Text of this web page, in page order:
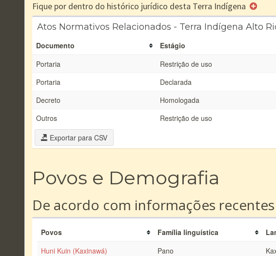
Fique por dentro do histórico jurídico desta Terra Indígena
Atos Normativos Relacionados - Terra Indígena Alto
Documento Estágio
Portaria
Restrição de uso
Portaria
Declarada
Decreto
Homologada
Outros
Restrição de uso
Exportar para CSV
Povos e Demografia
De acordo com informações recentes
Povos Família linguística
Huni Kuin (Kaxinawá)
Pano